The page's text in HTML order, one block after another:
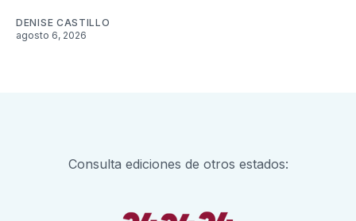
DENISE CASTILLO
agosto 6, 2026
Consulta ediciones de otros estados: